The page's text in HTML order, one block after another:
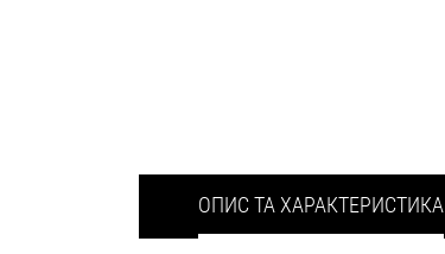
ОПИС ТА ХАРАКТЕРИСТИКА